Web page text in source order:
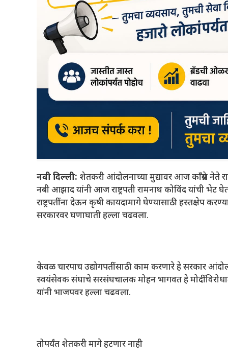
नवी दिल्ली: शेतकरी आंदोलनाच्या मुद्यावर आज काँग्रेस नेते
नबी आझाद यांनी आज राष्ट्रपती रामनाथ कोविंद यांची भेट
राष्ट्रपतींना देऊन कृषी कायदामागे घेण्यासाठी हस्तक्षेप
सरकारवर घणाघाती हल्ला चढवला.
केवळ चारपाच उद्योगपतींसाठी काम करणारे हे सरकार
स्वयंसेवक संघाचे सरसंघचालक मोहन भागवत हे
यांनी भाजपवर हल्ला चढवला.
तोपर्यंत शेतकरी मागे हटणार नाही